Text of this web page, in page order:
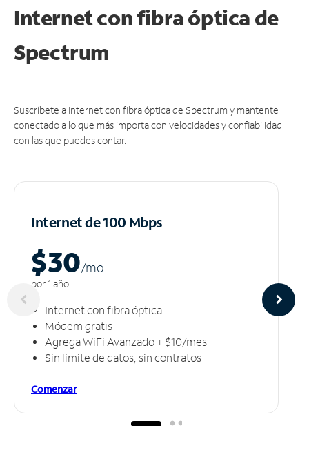
Internet con fibra óptica de
Spectrum
Suscríbete a Internet con fibra óptica de Spectrum y mantente
conectado a lo que más importa con velocidades y confiabilidad
con las que puedes contar.
Internet de 100 Mbps
$30/mo
por 1 año
Internet con fibra óptica
Módem gratis
Agrega WiFi Avanzado + $10/mes
Sin límite de datos, sin contratos
Comenzar